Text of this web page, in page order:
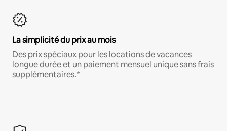
La simplicité du prix au mois
Des prix spéciaux pour les locations de vacances
longue durée et un paiement mensuel unique sans frais
supplémentaires.*